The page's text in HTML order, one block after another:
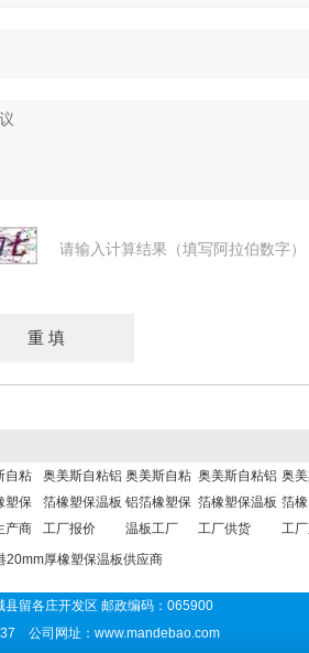
请输入计算结果（填写阿拉伯数字
自粘
塑保
产商
奥美斯自粘铝
箔橡塑保温板
工厂报价
奥美斯自粘
铝箔橡塑保
温板工厂
奥美斯自粘铝
箔橡塑保温板
工厂供货
奥
箔
工
20mm厚橡塑保温板供应商
留各庄开发区 邮政编码：065900
公司网址： www.mandebao.com